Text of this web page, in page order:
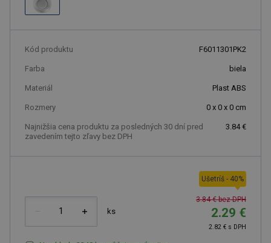
Kód produktu F6011301PK2
Farba biela
Materiál Plast ABS
Rozmery 0 x 0 x 0 cm
Najnižšia cena produktu za posledných 30 dní pred
zavedením tejto zľavy bez DPH
3.84 €
Ušetríš - 40%
ks
3.84 € bez DPH
2.29 €
2.82 € s DPH